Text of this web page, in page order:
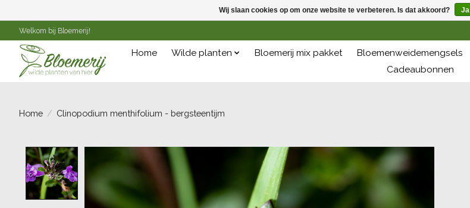
Welkom bij Bloemerij!
Home Wilde planten Bloemerij mix pakket Bloemenweidemengsels
Cadeaubonnen
Home / Clinopodium menthifolium - bergsteentijm
Product image slideshow Items
Wij slaan cookies op om onze website te verbeteren. Is dat akkoord? Ja